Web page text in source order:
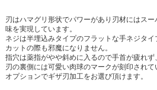
刃はハマグリ形状でパワーがあり刃材にはス
味を実現しています。
ネジは半埋込みタイプのフラットな手ネジタイ
カットの際も邪魔になりません。
指穴は薬指がやや斜めに入るので手首が疲れず
刃の裏側には可愛い肉球のマークが刻印されて
オプションでギザ刃加工をお選び頂けます。